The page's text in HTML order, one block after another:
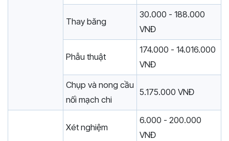
Thay băng
30.000 - 188.000
VNĐ
Phẫu thuật
174.000 - 14.016.000
VNĐ
Chụp và nong cầu
nối mạch chi
5.175.000 VNĐ
Xét nghiệm
6.000 - 200.000
VNĐ